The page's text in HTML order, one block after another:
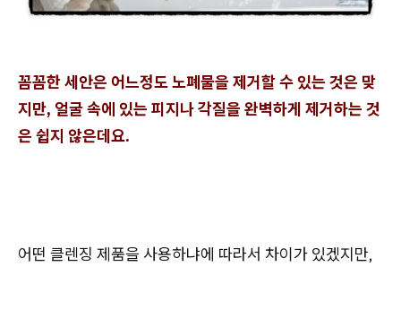
꼼꼼한 세안은 어느정도 노폐물을 제거할 수 있는 것은 맞
지만, 얼굴 속에 있는 피지나 각질을 완벽하게 제거하는 것
은 쉽지 않은데요.
어떤 클렌징 제품을 사용하냐에 따라서 차이가 있겠지만,